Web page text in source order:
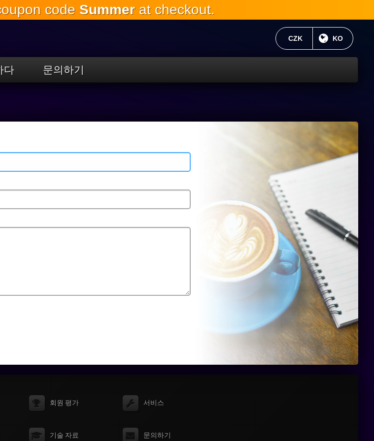
주
요
code Summerat checkout.
현재 언어 :
KO
현재 통화:
CZK
다 문의하기
회원 평가 서비스
기술 자료 문의하기